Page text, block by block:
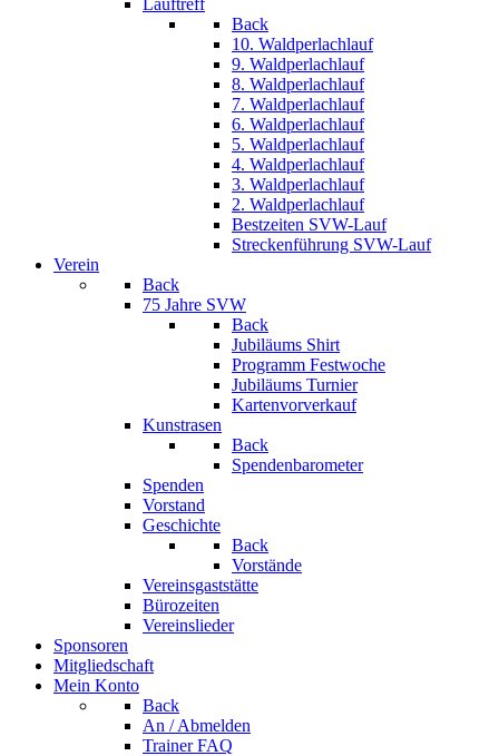
Lauftreff
Back
10. Waldperlachlauf
9. Waldperlachlauf
8. Waldperlachlauf
7. Waldperlachlauf
6. Waldperlachlauf
5. Waldperlachlauf
4. Waldperlachlauf
3. Waldperlachlauf
2. Waldperlachlauf
Bestzeiten SVW-Lauf
Streckenführung SVW-Lauf
Verein
Back
75 Jahre SVW
Back
Jubiläums Shirt
Programm Festwoche
Jubiläums Turnier
Kartenvorverkauf
Kunstrasen
Back
Spendenbarometer
Spenden
Vorstand
Geschichte
Back
Vorstände
Vereinsgaststätte
Bürozeiten
Vereinslieder
Sponsoren
Mitgliedschaft
Mein Konto
Back
An / Abmelden
Trainer FAQ